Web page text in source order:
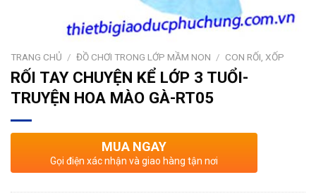
TRANG CHỦ / ĐỒ CHƠI TRONG LỚP MẦM NON / CON RỐI, XỐP
RỐI TAY CHUYỆN KỂ LỚP 3 TUỔI-
TRUYỆN HOA MÀO GÀ-RT05
MUA NGAY
Gọi điện xác nhận và giao hàng tận nơi